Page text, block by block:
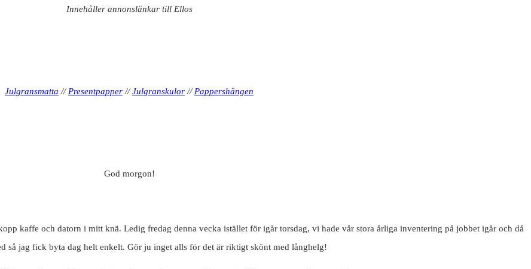
Innehåller annonslänkar till Ellos
Julgransmatta //Presentpapper//Julgranskulor//Pappershängen
God morgon!
kaffe och datorn i mitt knä. Ledig fredag denna vecka istället för igår torsdag, vi hade vår stora årliga inventering på jobbet igår och då
så jag fick byta dag helt enkelt. Gör ju inget alls för det är riktigt skönt med långhelg!